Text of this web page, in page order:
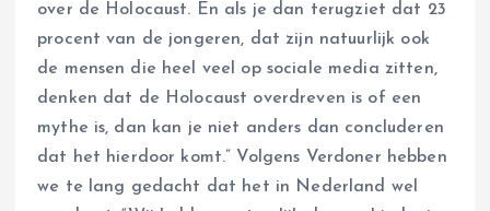
over de Holocaust. En als je dan terugziet dat 23
procent van de jongeren, dat zijn natuurlijk ook
de mensen die heel veel op sociale media zitten,
denken dat de Holocaust overdreven is of een
mythe is, dan kan je niet anders dan concluderen
dat het hierdoor komt.” Volgens Verdoner hebben
we te lang gedacht dat het in Nederland wel